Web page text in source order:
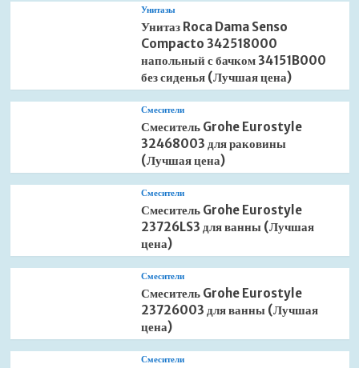
Унитазы
Унитаз Roca Dama Senso
Compacto 342518000
напольный с бачком 34151B000
без сиденья (Лучшая цена)
Смесители
Смеситель Grohe Eurostyle
32468003 для раковины
(Лучшая цена)
Смесители
Смеситель Grohe Eurostyle
23726LS3 для ванны (Лучшая
цена)
Смесители
Смеситель Grohe Eurostyle
23726003 для ванны (Лучшая
цена)
Смесители